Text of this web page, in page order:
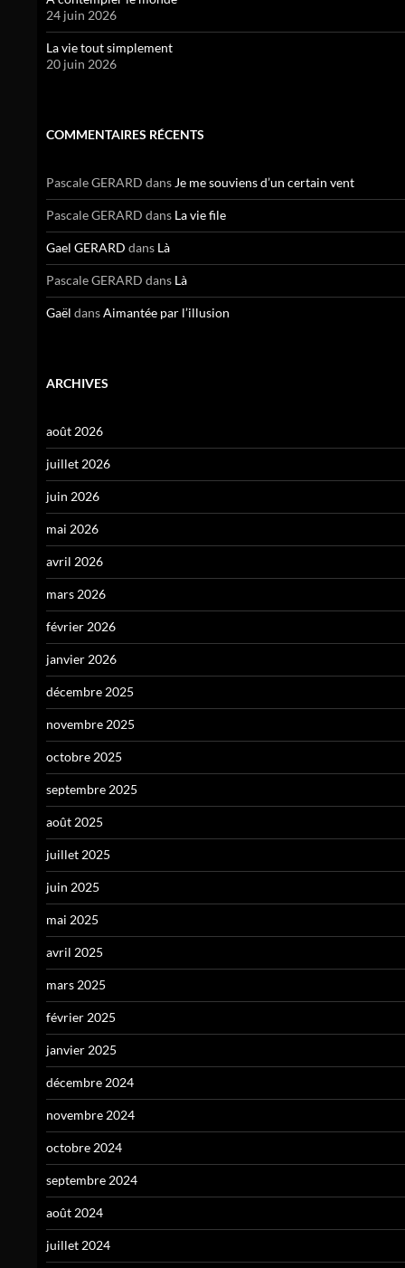
24 juin 2026
La vie tout simplement
20 juin 2026
COMMENTAIRES RÉCENTS
Pascale GERARD dans Je me souviens d’un certain vent
Pascale GERARD dans La vie file
Gael GERARD dans Là
Pascale GERARD dans Là
Gaël dansAimantée par l’illusion
ARCHIVES
août 2026
juillet 2026
juin 2026
mai 2026
avril 2026
mars 2026
février 2026
janvier 2026
décembre 2025
novembre 2025
octobre 2025
septembre 2025
août 2025
juillet 2025
juin 2025
mai 2025
avril 2025
mars 2025
février 2025
janvier 2025
décembre 2024
novembre 2024
octobre 2024
septembre 2024
août 2024
juillet 2024